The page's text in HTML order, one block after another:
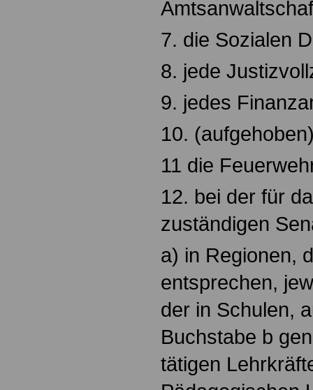
7. die Sozialen
8. jede
9. jedes
10.
11 die
12. bei der für
zuständigen
a) in Regionen,
entsprechen,
der in Schulen,
Buchstabe b
tätigen